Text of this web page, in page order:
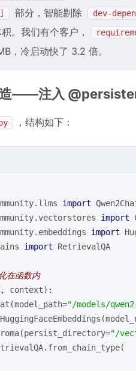
部分，智能剔除 dev-
。我们有个客户，
，冷启动快了 3.2 倍。
——注入
，结构如下：
import
import
import
import RetrievalQA
在函数内
context):
"/models/
"/